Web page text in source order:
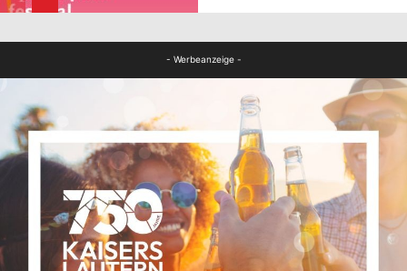
- Werbeanzeige -